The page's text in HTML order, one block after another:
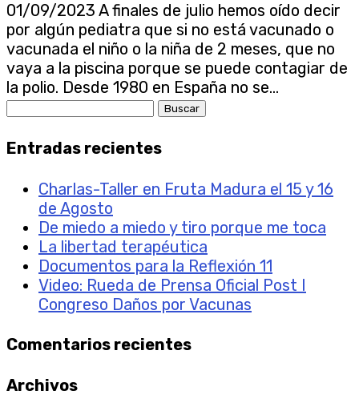
01/09/2023 A finales de julio hemos oído decir
por algún pediatra que si no está vacunado o
vacunada el niño o la niña de 2 meses, que no
vaya a la piscina porque se puede contagiar de
la polio. Desde 1980 en España no se...
Buscar:
Entradas recientes
Charlas-Taller en Fruta Madura el 15 y 16
de Agosto
De miedo a miedo y tiro porque me toca
La libertad terapéutica
Documentos para la Reflexión 11
Video: Rueda de Prensa Oficial Post I
Congreso Daños por Vacunas
Comentarios recientes
Archivos